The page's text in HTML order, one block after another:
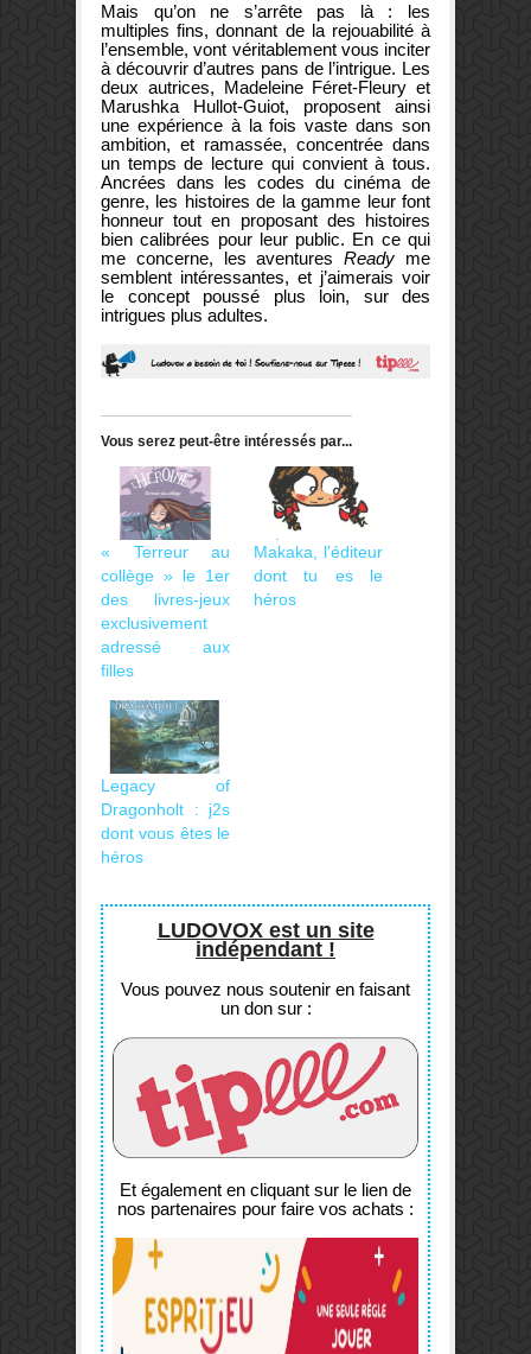
Mais qu’on ne s’arrête pas là : les
multiples fins, donnant de la rejouabilité à
l’ensemble, vont véritablement vous inciter
à découvrir d’autres pans de l’intrigue. Les
deux autrices, Madeleine Féret-Fleury et
Marushka Hullot-Guiot, proposent ainsi
une expérience à la fois vaste dans son
ambition, et ramassée, concentrée dans
un temps de lecture qui convient à tous.
Ancrées dans les codes du cinéma de
genre, les histoires de la gamme leur font
honneur tout en proposant des histoires
bien calibrées pour leur public. En ce qui
me concerne, les aventuresReady me
semblent intéressantes, et j’aimerais voir
le concept poussé plus loin, sur des
intrigues plus adultes.
Vous serez peut-être intéressés par...
« Terreur au
collège » le 1er
des livres-jeux
exclusivement
adressé aux
filles
Makaka, l’éditeur
dont tu es le
héros
Legacy of
Dragonholt : j2s
dont vous êtes le
héros
LUDOVOX est un site
indépendant !
Vous pouvez nous soutenir en faisant
un don sur :
Et également en cliquant sur le lien de
nos partenaires pour faire vos achats :